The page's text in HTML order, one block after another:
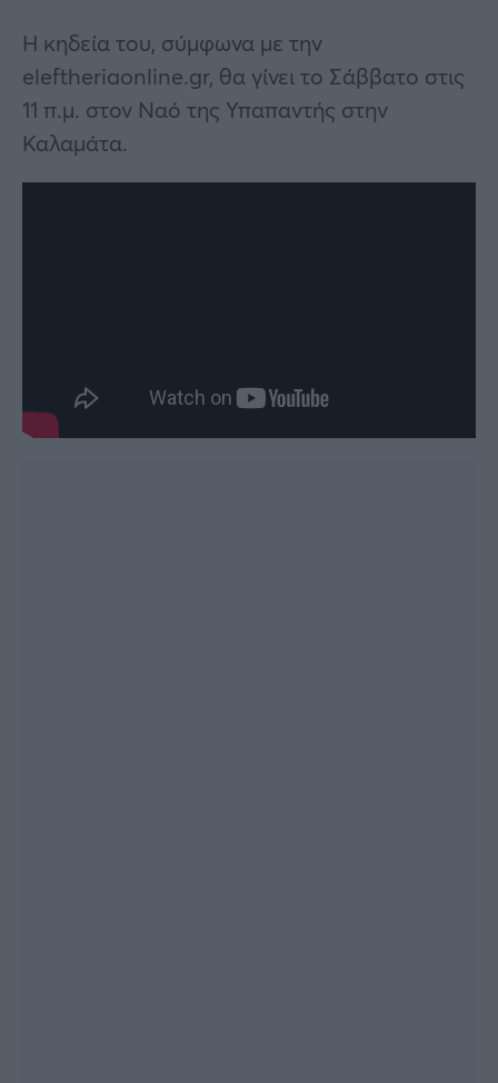
Η κηδεία του, σύμφωνα με την
eleftheriaonline.gr, θα γίνει το Σάββατο στις
11 π.μ. στον Ναό της Υπαπαντής στην
Καλαμάτα.